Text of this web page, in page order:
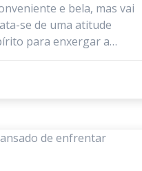
e bela, mas vai
se de uma atitude
para enxergar a…